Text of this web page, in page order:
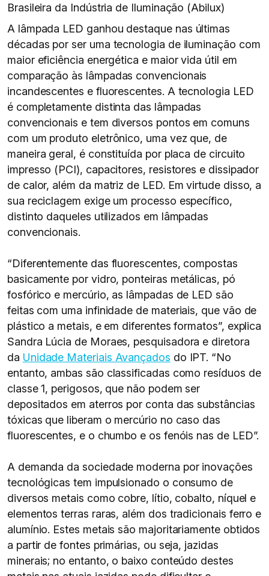
Brasileira da Indústria de Iluminação (Abilux)
A lâmpada LED ganhou destaque nas últimas
décadas por ser uma tecnologia de iluminação com
maior eficiência energética e maior vida útil em
comparação às lâmpadas convencionais
incandescentes e fluorescentes. A tecnologia LED
é completamente distinta das lâmpadas
convencionais e tem diversos pontos em comuns
com um produto eletrônico, uma vez que, de
maneira geral, é constituída por placa de circuito
impresso (PCI), capacitores, resistores e dissipador
de calor, além da matriz de LED. Em virtude disso, a
sua reciclagem exige um processo específico,
distinto daqueles utilizados em lâmpadas
convencionais.
“Diferentemente das fluorescentes, compostas
basicamente por vidro, ponteiras metálicas, pó
fosfórico e mercúrio, as lâmpadas de LED são
feitas com uma infinidade de materiais, que vão de
plástico a metais, e em diferentes formatos”, explica
Sandra Lúcia de Moraes, pesquisadora e diretora
da Unidade Materiais Avançados do IPT. “No
entanto, ambas são classificadas como resíduos de
classe 1, perigosos, que não podem ser
depositados em aterros por conta das substâncias
tóxicas que liberam o mercúrio no caso das
fluorescentes, e o chumbo e os fenóis nas de LED”.
A demanda da sociedade moderna por inovações
tecnológicas tem impulsionado o consumo de
diversos metais como cobre, lítio, cobalto, níquel e
elementos terras raras, além dos tradicionais ferro e
alumínio. Estes metais são majoritariamente obtidos
a partir de fontes primárias, ou seja, jazidas
minerais; no entanto, o baixo conteúdo destes